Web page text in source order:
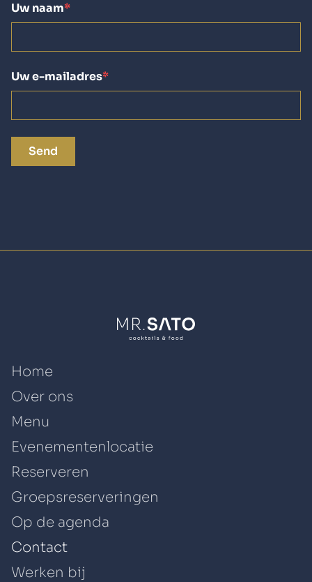
Uw naam
Uw e-mailadres
Send
Home
Over ons
Menu
Evenementenlocatie
Reserveren
Groepsreserveringen
Op de agenda
Contact
Werken bij